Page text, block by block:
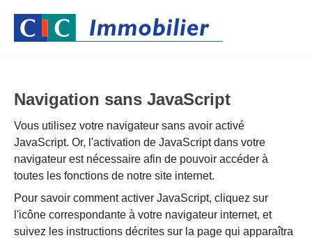
Navigation sans JavaScript
Vous utilisez votre navigateur sans avoir activé
JavaScript. Or, l'activation de JavaScript dans votre
navigateur est nécessaire afin de pouvoir accéder à
toutes les fonctions de notre site internet.
Pour savoir comment activer JavaScript, cliquez sur
l'icône correspondante à votre navigateur internet, et
suivez les instructions décrites sur la page qui apparaîtra